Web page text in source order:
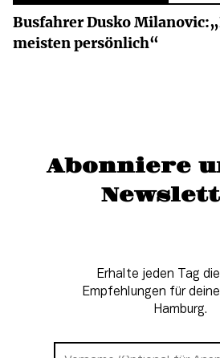
Busfahrer Dusko
meisten persönlich“
Abonniere
Erhalte jeden Tag
Empfehlungen für
Hamburg.